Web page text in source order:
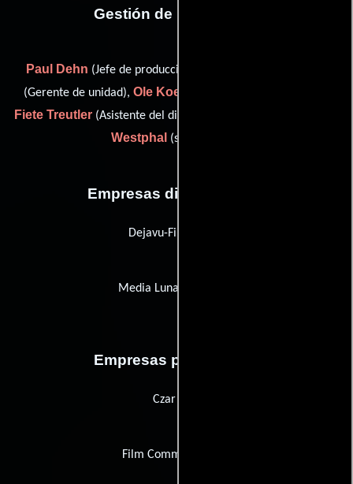
Gestión de producción
Paul Dehn (Jefe de producción),
(Gerente de unidad), Ole Koehler
Fiete Treutler (Asistente del director de producción) y
Westphal (set manager)
Empresas distribuidoras
Dejavu-Filmverleih
Media Luna New Films
Empresas productoras
Czar Film
Film Commission MV